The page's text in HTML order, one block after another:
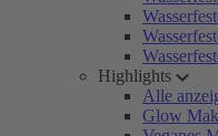
Highlights
Alle
Glow